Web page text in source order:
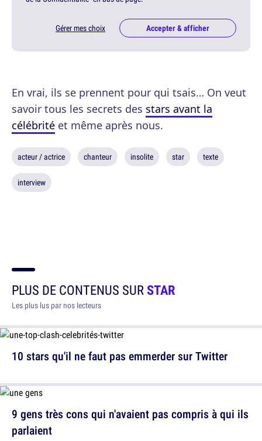
Gérer mes choix Accepter & afficher
En vrai, ils se prennent pour qui tsais… On veut
savoir tous les secrets des stars avant la
célébrité et même après nous.
acteur / actrice chanteur insolite star texte
interview
PLUS DE CONTENUS SURSTAR
Les plus lus par nos lecteurs
10 stars qu'il ne faut pas emmerder sur Twitter
9 gens très cons qui n'avaient pas compris à qui ils
parlaient